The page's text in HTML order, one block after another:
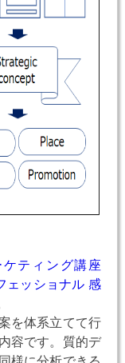
ティング講座
ェッショナル 感
を体系立てて行
容です。質的デ